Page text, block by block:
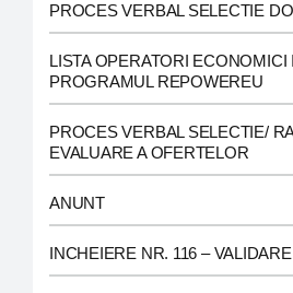
PROCES VERBAL SELECTIE
LISTA OPERATORI ECONOMICI
PROGRAMUL REPOWEREU
PROCES VERBAL SELECTIE/
EVALUARE A OFERTELOR
ANUNT
INCHEIERE NR. 116 –